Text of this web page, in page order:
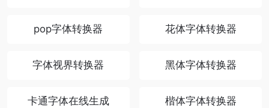
pop字体转换器 花体字体转换器
字体视界转换器 黑体字体转换器
卡通字体在线生成 楷体字体转换器